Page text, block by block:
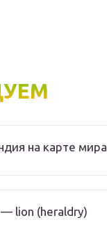
на карте мира
lion (heraldry)